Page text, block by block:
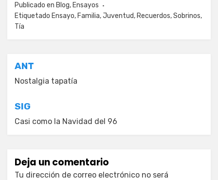
Publicado en Blog, Ensayos
Etiquetado Ensayo, Familia,Juventud, Recuerdos,Sobrinos,
Tía
Navegación
de
entradas
ANT
Nostalgia tapatía
SIG
Casi como la Navidad del 96
Deja un comentario
Tu dirección de correo electrónico no será